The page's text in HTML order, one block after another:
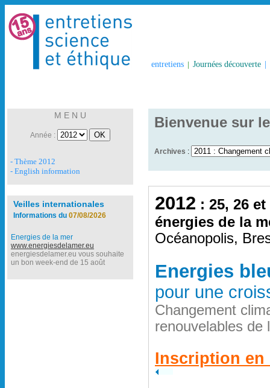
entretiens | Journées découverte
M E N U
Année :
- Thème 2012
- English information
Veilles internationales
Informations du 07/08/2026
Energies de la mer
www.energiesdelamer.eu
energiesdelamer.eu vous souhaite
un bon week-end de 15 août
Bienvenue sur
Archives :
2012 : 25, 26
énergies de la
Océanopolis,
Energies
pour une
Changement
renouvelables de
Inscription en